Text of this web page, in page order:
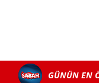
GÜNÜN EN